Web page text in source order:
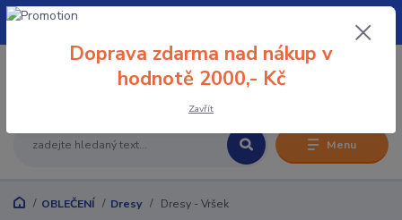
Menu
+420 608 032 114
OBLEČENÍ Dresy Dresy - Vršek
Doprava zdarma nad nákup v
hodnotě 2000,- Kč
Zavřít